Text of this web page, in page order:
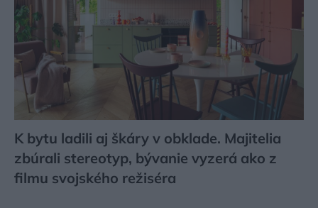
K bytu ladili aj škáry v obklade. Majitelia
zbúrali stereotyp, bývanie vyzerá ako z
filmu svojského režiséra